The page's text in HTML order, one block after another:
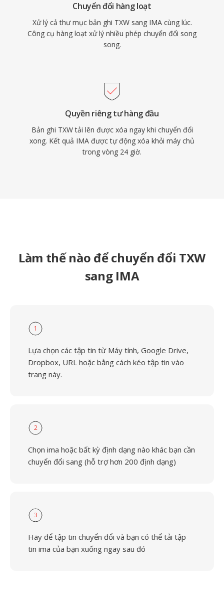
Chuyển đổi hàng loạt
Xử lý cả thư mục bản ghi TXW sang IMA cùng lúc.
Công cụ hàng loạt xử lý nhiều phép chuyển đổi song
song.
Quyền riêng tư hàng đầu
Bản ghi TXW tải lên được xóa ngay khi chuyển đổi
xong. Kết quả IMA được tự động xóa khỏi máy chủ
trong vòng 24 giờ.
Làm thế nào để chuyển đổi TXW
sang IMA
1
Lựa chọn các tập tin từ Máy tính, Google Drive,
Dropbox, URL hoặc bằng cách kéo tập tin vào
trang này.
2
Chọn ima hoặc bất kỳ định dạng nào khác bạn cần
chuyển đổi sang (hỗ trợ hơn 200 định dạng)
3
Hãy để tập tin chuyển đổi và bạn có thể tải tập
tin ima của bạn xuống ngay sau đó